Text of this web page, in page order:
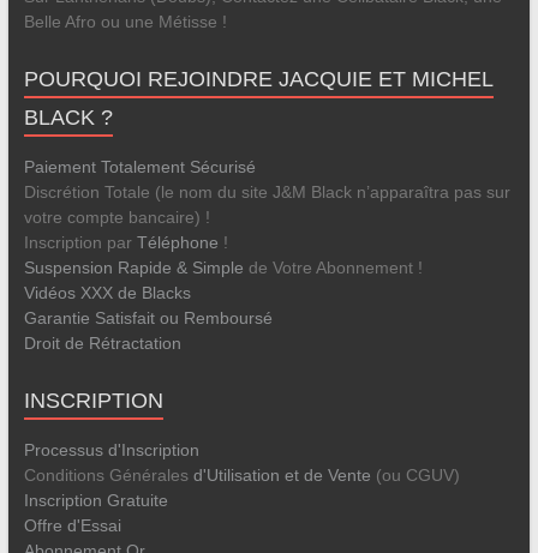
Belle Afro ou une Métisse !
POURQUOI REJOINDRE JACQUIE ET MICHEL
BLACK ?
Paiement Totalement Sécurisé
Discrétion Totale (le nom du site J&M Black n’apparaîtra pas sur
votre compte bancaire) !
Inscription par Téléphone !
Suspension Rapide & Simple de Votre Abonnement !
Vidéos XXX de Blacks
Garantie Satisfait ou Remboursé
Droit de Rétractation
INSCRIPTION
Processus d'Inscription
Conditions Générales d'Utilisation et de Vente (ou CGUV)
Inscription Gratuite
Offre d'Essai